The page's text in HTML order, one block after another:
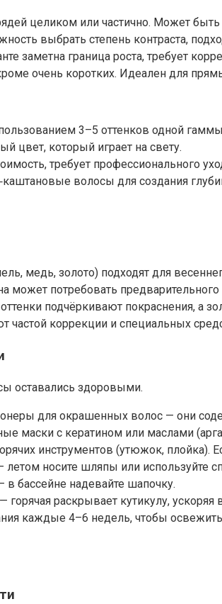
целиком или частично. Может
выбрать степень контраста,
заметна граница роста, требует
очень коротких. Идеален для
3–5 оттенков одной
цвет, который играет на свету.
требует профессионального
волосы для создания
медь, золото) подходят для
может потребовать
подчёркивают покраснения, а
частой коррекции и специальных
оставались здоровыми.
для окрашенных волос — они
маски с кератином или маслами
инструментов (утюжок, плойка).
носите шляпы или используйте
бассейне надевайте шапочку.
горячая раскрывает кутикулу,
каждые 4–6 недель, чтобы освежить